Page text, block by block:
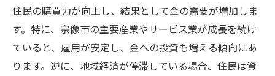
地元市場のトレンドと金の未来
為替レートの変動が金価格に与える影響
国内外の要因が宗像市の金市場に与える変
動
住民の購買力が向上し、結果として金の需要が増加しま
す。特に、宗像市の主要産業やサービス業が成長を続け
ていると、雇用が安定し、金への投資も増える傾向にあ
ります。逆に、地域経済が停滞している場合、住民は資